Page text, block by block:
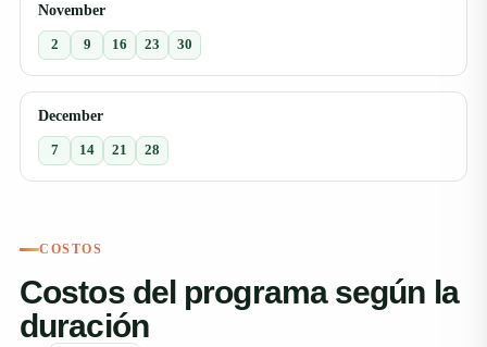
November
2 9 16 23 30
December
7 14 21 28
COSTOS
Costos del programa según la
duración